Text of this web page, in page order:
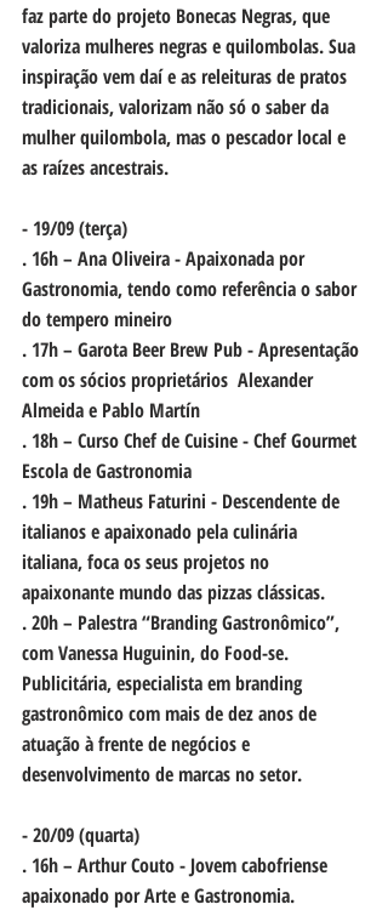
faz parte do projeto Bonecas Negras, que
valoriza mulheres negras e quilombolas. Sua
inspiração vem daí e as releituras de pratos
tradicionais, valorizam não só o saber da
mulher quilombola, mas o pescador local e
as raízes ancestrais.
- 19/09 (terça)
. 16h – Ana Oliveira - Apaixonada por
Gastronomia, tendo como referência o sabor
do tempero mineiro
. 17h – Garota Beer Brew Pub - Apresentação
com os sócios proprietários  Alexander
Almeida e Pablo Martín
. 18h – Curso Chef de Cuisine - Chef Gourmet
Escola de Gastronomia
. 19h – Matheus Faturini - Descendente de
italianos e apaixonado pela culinária
italiana, foca os seus projetos no
apaixonante mundo das pizzas clássicas.
. 20h – Palestra “Branding Gastronômico”,
com Vanessa Huguinin, do Food-se.
Publicitária, especialista em branding
gastronômico com mais de dez anos de
atuação à frente de negócios e
desenvolvimento de marcas no setor.
- 20/09 (quarta)
. 16h – Arthur Couto - Jovem cabofriense
apaixonado por Arte e Gastronomia.